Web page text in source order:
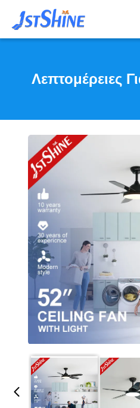
Λεπτομέρειες